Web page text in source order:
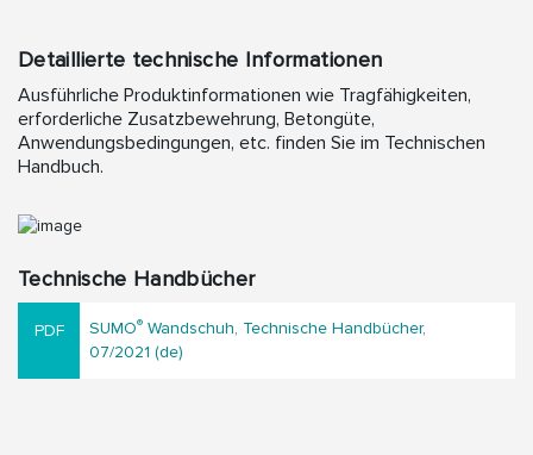
Detaillierte technische Informationen
Ausführliche Produktinformationen wie Tragfähigkeiten,
erforderliche Zusatzbewehrung, Betongüte,
Anwendungsbedingungen, etc. finden Sie im Technischen
Handbuch.
Technische Handbücher
SUMO® Wandschuh, Technische Handbücher,
07/2021 (de)